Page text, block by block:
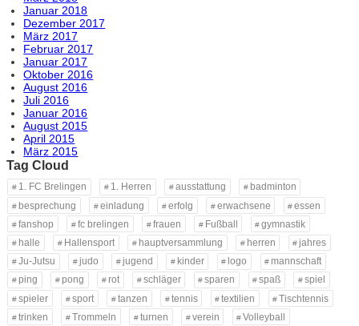
Januar 2018
Dezember 2017
März 2017
Februar 2017
Januar 2017
Oktober 2016
August 2016
Juli 2016
Januar 2016
August 2015
April 2015
März 2015
Tag Cloud
1. FC Brelingen 1. Herren ausstattung
badminton
besprechung
einladung erfolg erwachsene
essen
fanshop
fc brelingen frauen Fußball
gymnastik
halle
Hallensport hauptversammlung herren
jahres
Ju-Jutsu
judo jugend kinder logo
mannschaft
ping
pong rot schläger sparen spaß
spiel
spieler
sport tanzen tennis textilien
Tischtennis
trinken
Trommeln turnen verein
Volleyball